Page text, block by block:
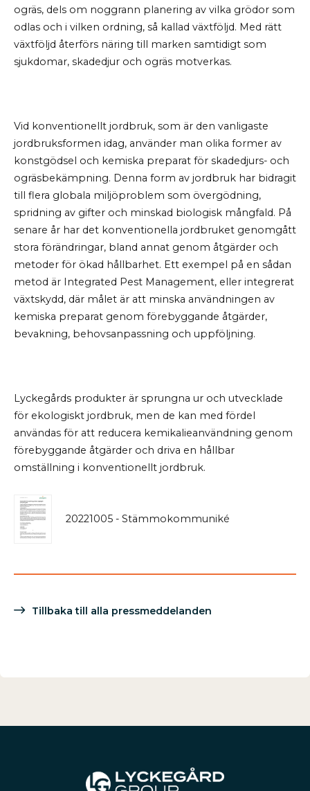
ogräs, dels om noggrann planering av vilka grödor som
odlas och i vilken ordning, så kallad växtföljd. Med rätt
växtföljd återförs näring till marken samtidigt som
sjukdomar, skadedjur och ogräs motverkas.
Vid konventionellt jordbruk, som är den vanligaste
jordbruksformen idag, använder man olika former av
konstgödsel och kemiska preparat för skadedjurs- och
ogräsbekämpning. Denna form av jordbruk har bidragit
till flera globala miljöproblem som övergödning,
spridning av gifter och minskad biologisk mångfald. På
senare år har det konventionella jordbruket genomgått
stora förändringar, bland annat genom åtgärder och
metoder för ökad hållbarhet. Ett exempel på en sådan
metod är Integrated Pest Management, eller integrerat
växtskydd, där målet är att minska användningen av
kemiska preparat genom förebyggande åtgärder,
bevakning, behovsanpassning och uppföljning.
Lyckegårds produkter är sprungna ur och utvecklade
för ekologiskt jordbruk, men de kan med fördel
användas för att reducera kemikalieanvändning genom
förebyggande åtgärder och driva en hållbar
omställning i konventionellt jordbruk.
20221005 - Stämmokommuniké
Tillbaka till alla pressmeddelanden